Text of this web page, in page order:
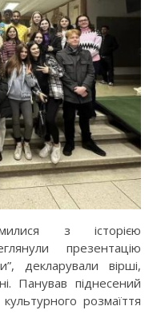
з історією
презентацію
декларували вірші,
Панував піднесений
розмаїття